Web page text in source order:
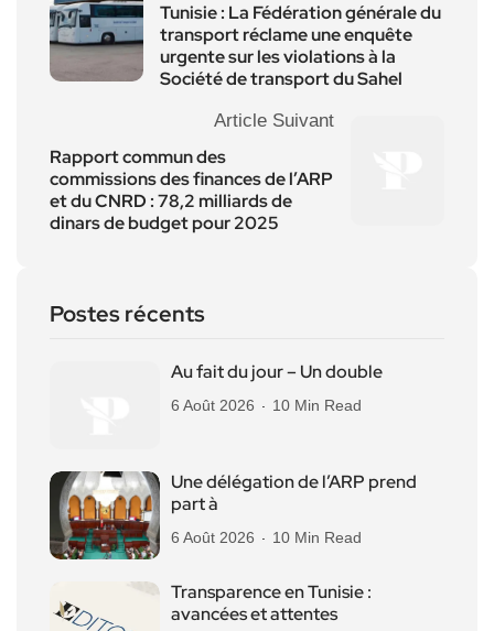
Tunisie : La Fédération générale du
transport réclame une enquête
urgente sur les violations à la
Société de transport du Sahel
Article Suivant
Rapport commun des
commissions des finances de l’ARP
et du CNRD : 78,2 milliards de
dinars de budget pour 2025
Postes récents
Au fait du jour – Un double
6 Août 2026 10 Min Read
Une délégation de l’ARP prend
part à
6 Août 2026 10 Min Read
Transparence en Tunisie :
avancées et attentes